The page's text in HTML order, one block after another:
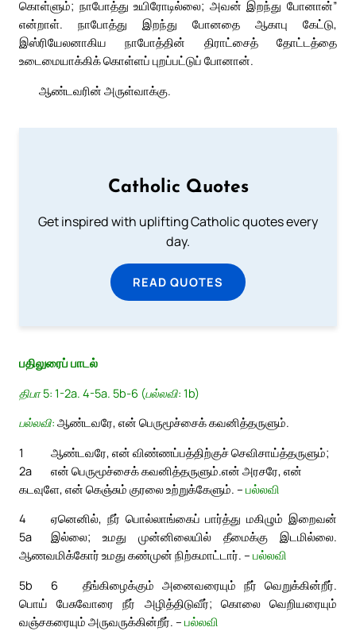
கொள்ளும்; நாபோத்து உயிரோடில்லை; அவன் இறந்து போனான்”
என்றாள். நாபோத்து இறந்து போனதை ஆகாபு கேட்டு,
இஸ்ரியேலனாகிய நாபோத்தின் திராட்சைத் தோட்டத்தை
உடைமையாக்கிக் கொள்ளப் புறப்பட்டுப் போனான்.
ஆண்டவரின் அருள்வாக்கு.
Catholic Quotes
Get inspired with uplifting Catholic quotes every
day.
READ QUOTES
பதிலுரைப் பாடல்
திபா 5: 1-2a. 4-5a. 5b-6 (பல்லவி: 1b)
பல்லவி: ஆண்டவரே, என் பெருமூச்சைக் கவனித்தருளும்.
1
ஆண்டவரே, என் விண்ணப்பத்திற்குச் செவிசாய்த்தருளும்;
என் பெருமூச்சைக் கவனித்தருளும்.
2a
என் அரசரே, என்
கடவுளே, என் கெஞ்சும் குரலை உற்றுக்கேளும். – பல்லவி
4
ஏனெனில், நீர் பொல்லாங்கைப் பார்த்து மகிழும் இறைவன்
இல்லை; உமது முன்னிலையில் தீமைக்கு இடமில்லை.
5a
ஆணவமிக்கோர் உமது கண்முன் நிற்கமாட்டார். – பல்லவி
5b
தீங்கிழைக்கும் அனைவரையும் நீர் வெறுக்கின்றீர்.
6
பொய் பேசுவோரை நீர் அழித்திடுவீர்; கொலை வெறியரையும்
வஞ்சகரையும் அருவருக்கின்றீர். – பல்லவி